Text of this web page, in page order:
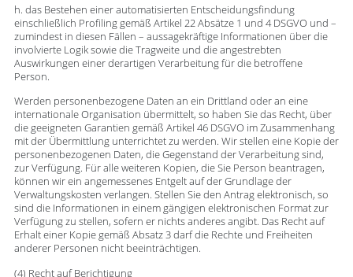
h. das Bestehen einer automatisierten Entscheidungsfindung
einschließlich Profiling gemäß Artikel 22 Absätze 1 und 4 DSGVO und –
zumindest in diesen Fällen – aussagekräftige Informationen über die
involvierte Logik sowie die Tragweite und die angestrebten
Auswirkungen einer derartigen Verarbeitung für die betroffene
Person.
Werden personenbezogene Daten an ein Drittland oder an eine
internationale Organisation übermittelt, so haben Sie das Recht, über
die geeigneten Garantien gemäß Artikel 46 DSGVO im Zusammenhang
mit der Übermittlung unterrichtet zu werden. Wir stellen eine Kopie der
personenbezogenen Daten, die Gegenstand der Verarbeitung sind,
zur Verfügung. Für alle weiteren Kopien, die Sie Person beantragen,
können wir ein angemessenes Entgelt auf der Grundlage der
Verwaltungskosten verlangen. Stellen Sie den Antrag elektronisch, so
sind die Informationen in einem gängigen elektronischen Format zur
Verfügung zu stellen, sofern er nichts anderes angibt. Das Recht auf
Erhalt einer Kopie gemäß Absatz 3 darf die Rechte und Freiheiten
anderer Personen nicht beeinträchtigen.
(4) Recht auf Berichtigung